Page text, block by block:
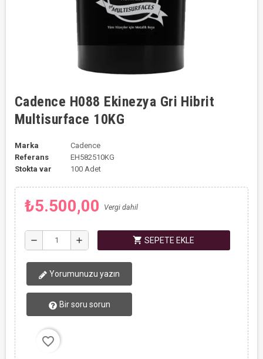
Cadence H088 Ekinezya Gri Hibrit
Multisurface 10KG
Marka
Cadence
Referans
EH582510KG
Stokta var
100 Adet
₺5.500,00 Vergi dahil
remove add shopping_cart SEPETE EKLE
Yorumunuzu yazın
Bir soru sorun
favorite_border